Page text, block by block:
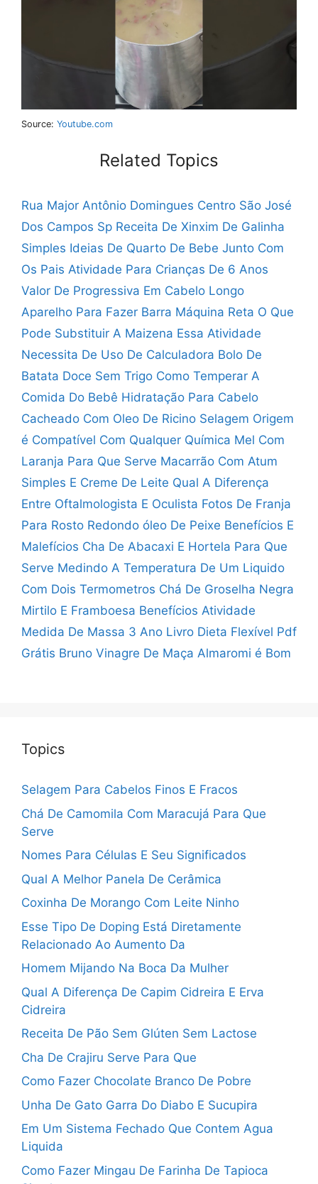
Source: Youtube.com
Related Topics
Rua Major Antônio Domingues Centro São José
Dos Campos Sp Receita De Xinxim De Galinha
Simples Ideias De Quarto De Bebe Junto Com
Os Pais Atividade Para Crianças De 6 Anos
Valor De Progressiva Em Cabelo Longo
Aparelho Para Fazer Barra Máquina Reta O Que
Pode Substituir A Maizena Essa Atividade
Necessita De Uso De Calculadora Bolo De
Batata Doce Sem Trigo Como Temperar A
Comida Do Bebê Hidratação Para Cabelo
Cacheado Com Oleo De Ricino Selagem Origem
é Compatível Com Qualquer Química Mel Com
Laranja Para Que Serve Macarrão Com Atum
Simples E Creme De Leite Qual A Diferença
Entre Oftalmologista E Oculista Fotos De Franja
Para Rosto Redondo óleo De Peixe Benefícios E
Malefícios Cha De Abacaxi E Hortela Para Que
Serve Medindo A Temperatura De Um Liquido
Com Dois Termometros Chá De Groselha Negra
Mirtilo E Framboesa Benefícios Atividade
Medida De Massa 3 Ano Livro Dieta Flexível Pdf
Grátis Bruno Vinagre De Maça Almaromi é Bom
Topics
Selagem Para Cabelos Finos E Fracos
Chá De Camomila Com Maracujá Para Que
Serve
Nomes Para Células E Seu Significados
Qual A Melhor Panela De Cerâmica
Coxinha De Morango Com Leite Ninho
Esse Tipo De Doping Está Diretamente
Relacionado Ao Aumento Da
Homem Mijando Na Boca Da Mulher
Qual A Diferença De Capim Cidreira E Erva
Cidreira
Receita De Pão Sem Glúten Sem Lactose
Cha De Crajiru Serve Para Que
Como Fazer Chocolate Branco De Pobre
Unha De Gato Garra Do Diabo E Sucupira
Em Um Sistema Fechado Que Contem Agua
Liquida
Como Fazer Mingau De Farinha De Tapioca